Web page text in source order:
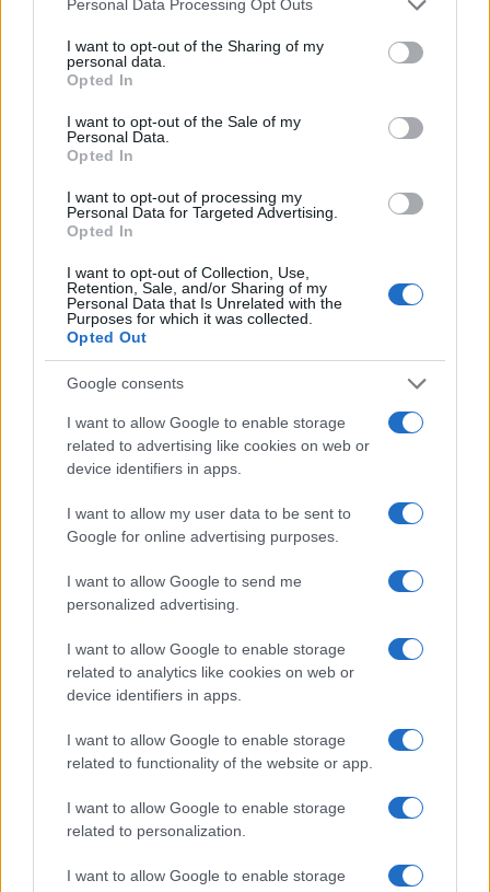
not limited to your visit or usage behaviour. You may click to
grant or deny consent to Google and its third-party tags to
use your data for below specified purposes in below Google
consent section.
Personal Data Processing Opt Outs
I want to opt-out of the Sharing of my
personal data.
Opted In
I want to opt-out of the Sale of my
Personal Data.
Opted In
I want to opt-out of processing my
Personal Data for Targeted Advertising.
Opted In
I want to opt-out of Collection, Use,
Retention, Sale, and/or Sharing of my
Personal Data that Is Unrelated with the
Purposes for which it was collected.
Opted Out
Google consents
I want to allow Google to enable storage
related to advertising like cookies on web or
device identifiers in apps.
I want to allow my user data to be sent to
Google for online advertising purposes.
I want to allow Google to send me
personalized advertising.
I want to allow Google to enable storage
related to analytics like cookies on web or
device identifiers in apps.
I want to allow Google to enable storage
related to functionality of the website or app.
I want to allow Google to enable storage
related to personalization.
I want to allow Google to enable storage
TEMI: Antonello Mazzone
Inviaci le tue segnalazioni,
Su WhatsApp al numero +39
Entra nel canale telegram di
GalluraOggi.it
Ricevi le nostre ultime news
daGoogle News
Condividi l'articolo
F
a
b
T
w
te
Pi
n
re
W
h
at
s
h
re
Prossimo articolo